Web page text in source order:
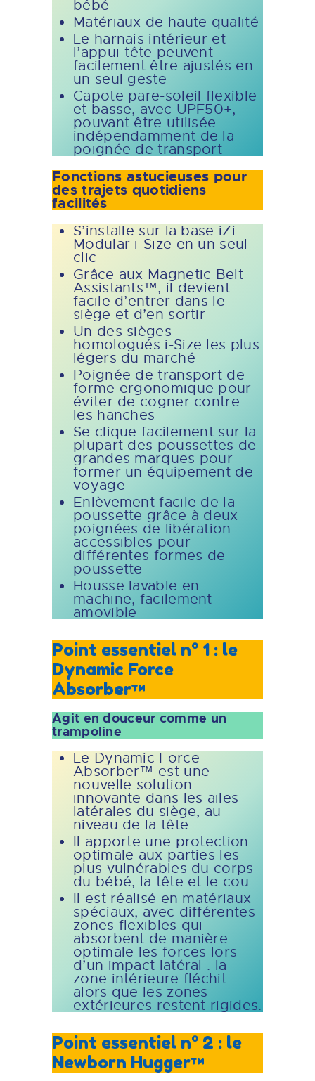
bébé
Matériaux de haute qualité
Le harnais intérieur et
l’appui-tête peuvent
facilement être ajustés en
un seul geste
Capote pare-soleil flexible
et basse, avec UPF50+,
pouvant être utilisée
indépendamment de la
poignée de transport
Fonctions astucieuses pour
des trajets quotidiens
facilités
S’installe sur la base iZi
Modular i-Size en un seul
clic
Grâce aux Magnetic Belt
Assistants™, il devient
facile d’entrer dans le
siège et d’en sortir
Un des sièges
homologués i-Size les plus
légers du marché
Poignée de transport de
forme ergonomique pour
éviter de cogner contre
les hanches
Se clique facilement sur la
plupart des poussettes de
grandes marques pour
former un équipement de
voyage
Enlèvement facile de la
poussette grâce à deux
poignées de libération
accessibles pour
différentes formes de
poussette
Housse lavable en
machine, facilement
amovible
Point essentiel n° 1 : le
Dynamic Force
Absorber™
Agit en douceur comme un
trampoline
Le Dynamic Force
Absorber™ est une
nouvelle solution
innovante dans les ailes
latérales du siège, au
niveau de la tête.
Il apporte une protection
optimale aux parties les
plus vulnérables du corps
du bébé, la tête et le cou.
Il est réalisé en matériaux
spéciaux, avec différentes
zones flexibles qui
absorbent de manière
optimale les forces lors
d’un impact latéral : la
zone intérieure fléchit
alors que les zones
extérieures restent rigides.
Point essentiel n° 2 : le
Newborn Hugger™